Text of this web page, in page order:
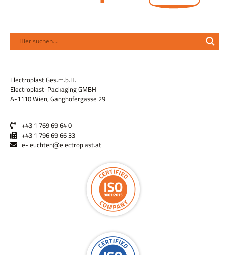
Electroplast Ges.m.b.H.
Electroplast-Packaging GMBH
A-1110 Wien, Ganghofergasse 29
+43 1 769 69 64 0
+43 1 796 69 66 33
e-leuchten@electroplast.at